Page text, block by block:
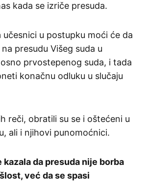
kada se izriče presuda.
učesnici u postupku moći će da
presudu Višeg suda u
prvostepenog suda, i tada
konačnu odluku u slučaju
reči, obratili su se i oštećeni u
ali i njihovi punomoćnici.
kazala da presuda nije borba
već da se spasi